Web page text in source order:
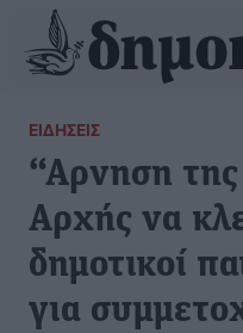
ΕΙΔΉΣΕΙΣ
“Αρνηση
Αρχής να
δημοτικοί
για